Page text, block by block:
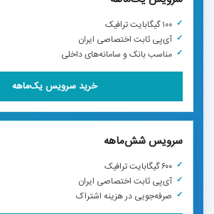
۱۰۰ گیگابایت ترافیک
آی‌پی ثابت اختصاصی ایران
مناسب بانک و سامانه‌های داخلی
خرید سرویس یک‌ماهه
سرویس شش‌ماهه
۶۰۰ گیگابایت ترافیک
آی‌پی ثابت اختصاصی ایران
صرفه‌جویی در هزینه اشتراک